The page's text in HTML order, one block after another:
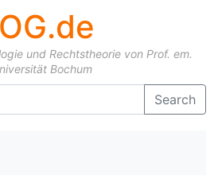
und Rechtstheorie von Prof. em.
Bochum
Search